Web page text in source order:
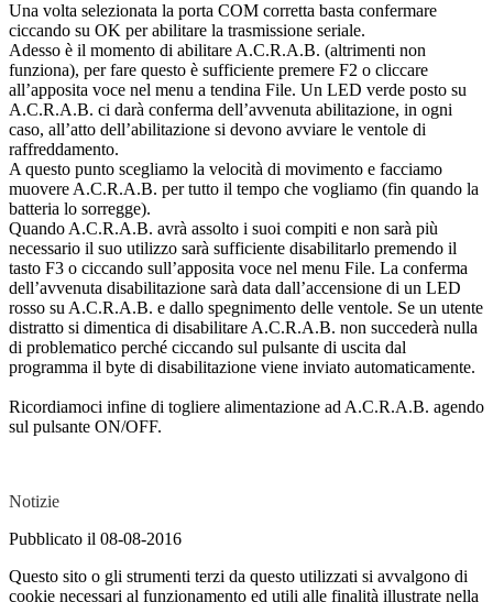
Una volta selezionata la porta COM corretta basta confermare
ciccando su OK per abilitare la trasmissione seriale.
Adesso è il momento di abilitare A.C.R.A.B. (altrimenti non
funziona), per fare questo è sufficiente premere F2 o cliccare
all’apposita voce nel menu a tendina File. Un LED verde posto su
A.C.R.A.B. ci darà conferma dell’avvenuta abilitazione, in ogni
caso, all’atto dell’abilitazione si devono avviare le ventole di
raffreddamento.
A questo punto scegliamo la velocità di movimento e facciamo
muovere A.C.R.A.B. per tutto il tempo che vogliamo (fin quando la
batteria lo sorregge).
Quando A.C.R.A.B. avrà assolto i suoi compiti e non sarà più
necessario il suo utilizzo sarà sufficiente disabilitarlo premendo il
tasto F3 o ciccando sull’apposita voce nel menu File. La conferma
dell’avvenuta disabilitazione sarà data dall’accensione di un LED
rosso su A.C.R.A.B. e dallo spegnimento delle ventole. Se un utente
distratto si dimentica di disabilitare A.C.R.A.B. non succederà nulla
di problematico perché ciccando sul pulsante di uscita dal
programma il byte di disabilitazione viene inviato automaticamente.
Ricordiamoci infine di togliere alimentazione ad A.C.R.A.B. agendo
sul pulsante ON/OFF.
Notizie
Pubblicato il 08-08-2016
Questo sito o gli strumenti terzi da questo utilizzati si avvalgono di
cookie necessari al funzionamento ed utili alle finalità illustrate nella